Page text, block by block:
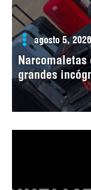
agosto 5,
grandes